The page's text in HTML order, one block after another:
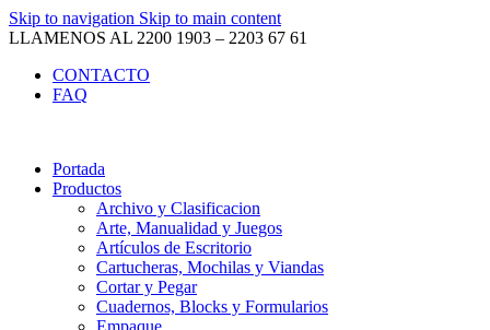
Skip to navigation Skip to main content
LLAMENOS AL 2200 1903 – 2203 67 61
CONTACTO
FAQ
Portada
Productos
Archivo y Clasificacion
Arte, Manualidad y Juegos
Artículos de Escritorio
Cartucheras, Mochilas y Viandas
Cortar y Pegar
Cuadernos, Blocks y Formularios
Empaque